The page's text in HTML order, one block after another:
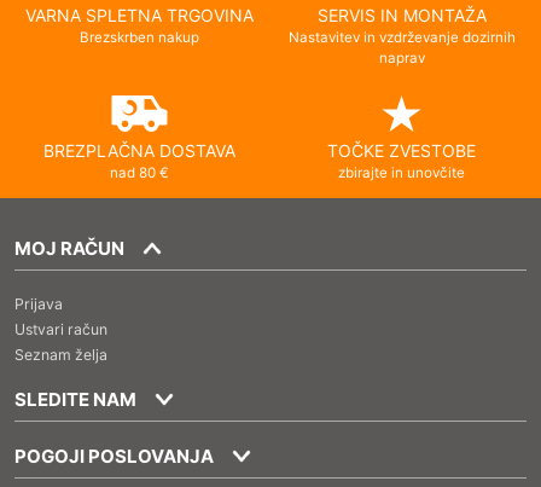
VARNA SPLETNA TRGOVINA
Brezskrben nakup
SERVIS IN MONTAŽA
Nastavitev in vzdrževanje dozirnih
naprav
BREZPLAČNA DOSTAVA
nad 80 €
TOČKE ZVESTOBE
zbirajte in unovčite
MOJ RAČUN
Prijava
Ustvari račun
Seznam želja
SLEDITE NAM
POGOJI POSLOVANJA